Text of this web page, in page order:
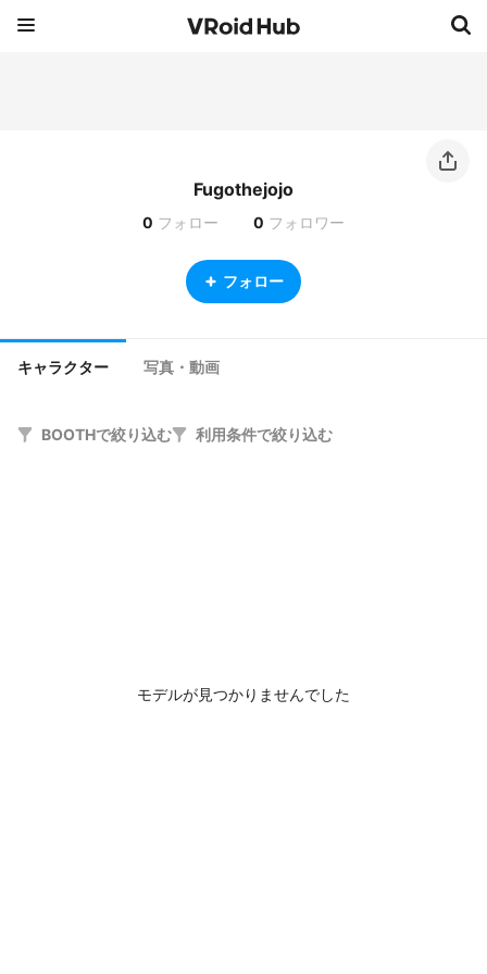
Fugothejojo
0 フォロー 0 フォロワー
フォロー
キャラクター 写真・動画
BOOTHで絞り込む 利用条件で絞り込む
モデルが見つかりませんでした